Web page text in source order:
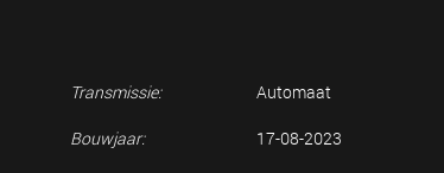
Transmissie: Automaat
Bouwjaar: 17-08-2023